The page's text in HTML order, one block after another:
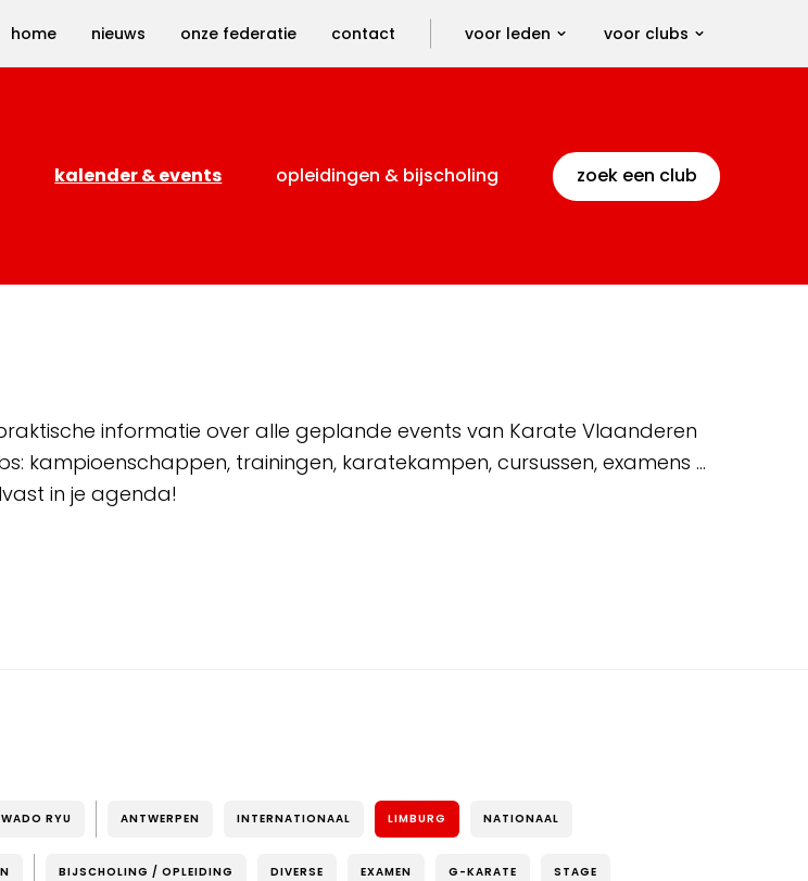
home nieuws onze federatie contact voor leden voor clubs
kalender & events opleidingen & bijscholing zoek een club
informatie over alle geplande events van Karate Vlaanderen
kampioenschappen, trainingen, karatekampen, cursussen, examens …
in je agenda!
WADO RYU ANTWERPEN INTERNATIONAAL LIMBURG NATIONAAL
BIJSCHOLING / OPLEIDING DIVERSE EXAMEN G-KARATE STAGE